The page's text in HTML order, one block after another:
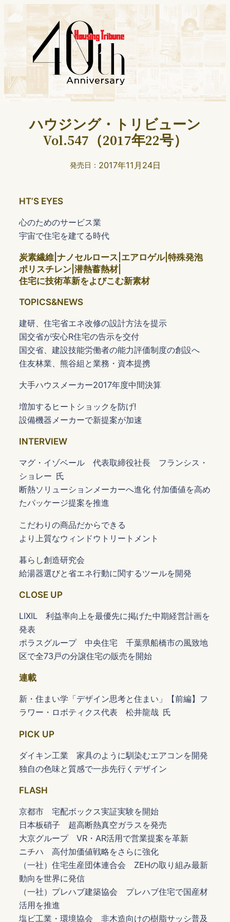
ハウジング・トリビューン
Vol.547（2017年22号）
発売日： 2017年11月24日
HTʼS EYES
心のためのサービス業
宇宙で住宅を建てる時代
炭素繊維|ナノセルロース|エアロゲル|特殊発泡
ポリスチレン|潜熱蓄熱材|
住宅に技術革新をよびこむ新素材
TOPICS&NEWS
建研、住宅省エネ改修の設計方法を提示
国交省が安心R住宅の告示を交付
国交省、建設技能労働者の能力評価制度の創設へ
住友林業、熊谷組と業務・資本提携
大手ハウスメーカー2017年度中間決算
増加するヒートショックを防げ!
設備機器メーカーで新提案が加速
INTERVIEW
マグ・イゾベール 代表取締役社長 フランシス・
ショレー 氏
断熱ソリューションメーカーへ進化 付加価値を高め
たパッケージ提案を推進
こだわりの商品だからできる
より上質なウィンドウトリートメント
暮らし創造研究会
給湯器選びと省エネ行動に関するツールを開発
CLOSE UP
LIXIL 利益率向上を最優先に掲げた中期経営計画を
発表
ポラスグループ 中央住宅 千葉県船橋市の風致地
区で全73戸の分譲住宅の販売を開始
連載
新・住まい学「デザイン思考と住まい」【前編】フ
ラワー・ロボティクス代表 松井龍哉 氏
PICK UP
ダイキン工業 家具のように馴染むエアコンを開発
独自の色味と質感で一歩先行くデザイン
FLASH
京都市 宅配ボックス実証実験を開始
日本板硝子 超高断熱真空ガラスを発売
大京グループ VR・AR活用で営業提案を革新
ニチハ 高付加価値戦略をさらに強化
（一社）住宅生産団体連合会 ZEHの取り組み最新
動向を世界に発信
（一社）プレハブ建築協会 プレハブ住宅で国産材
活用を推進
塩ビ工業・環境協会 非木造向けの樹脂サッシ普及